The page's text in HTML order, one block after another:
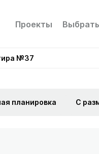
Проекты
№37
планировка С